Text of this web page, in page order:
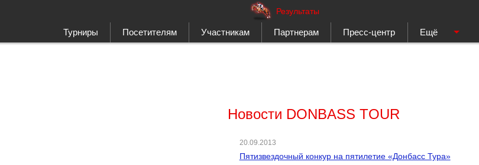
Результаты
Турниры Посетителям Участникам Партнерам Пресс-центр Ещё
Новости DONBASS TOUR
20.09.2013
Пятизвездочный конкур на пятилетие «Донбасс Тура»